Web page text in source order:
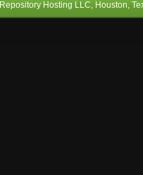
Repository Hosting LLC , Houston,